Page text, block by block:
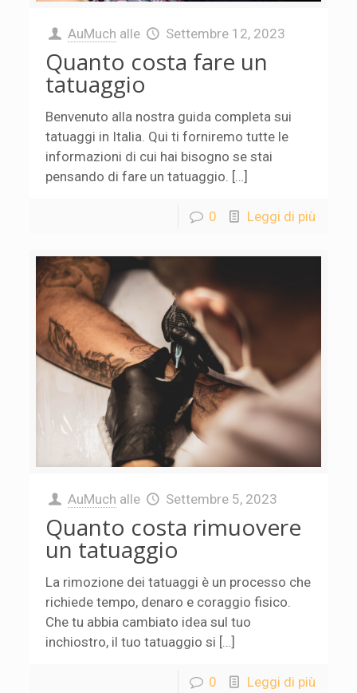
AuMuch alle Settembre 12, 2023
Quanto costa fare un
tatuaggio
Benvenuto alla nostra guida completa sui
tatuaggi in Italia. Qui ti forniremo tutte le
informazioni di cui hai bisogno se stai
pensando di fare un tatuaggio. […]
0 Leggi di più
AuMuch alle Settembre 5, 2023
Quanto costa rimuovere
un tatuaggio
La rimozione dei tatuaggi è un processo che
richiede tempo, denaro e coraggio fisico.
Che tu abbia cambiato idea sul tuo
inchiostro, il tuo tatuaggio si […]
0 Leggi di più